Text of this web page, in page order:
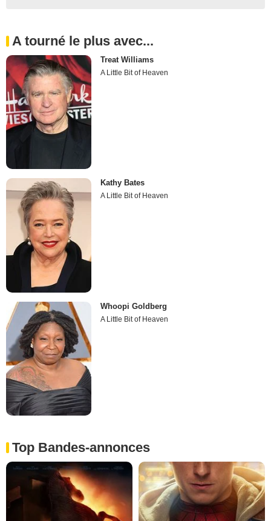
A tourné le plus avec...
Treat Williams
A Little Bit of Heaven
Kathy Bates
A Little Bit of Heaven
Whoopi Goldberg
A Little Bit of Heaven
Top Bandes-annonces